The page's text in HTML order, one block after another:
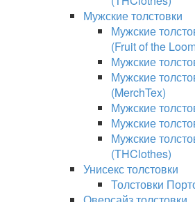
Мужские толстовки
Мужские
(Fruit of the
Мужские
Мужские
(MerchTex)
Мужские
Мужские
Мужские
(THClothes)
Унисекс толстовки
Толстовки